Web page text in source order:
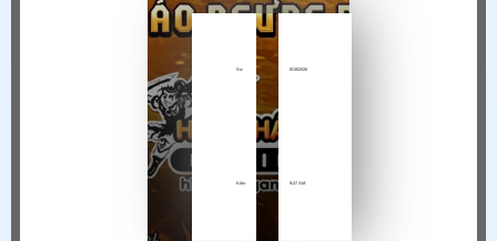
Sự
Kiện
6/18/2026
9:27 AM